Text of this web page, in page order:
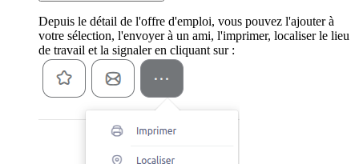
Depuis le détail de l'offre d'emploi, vous pouvez l'ajouter à
votre sélection, l'envoyer à un ami, l'imprimer, localiser le lieu
de travail et la signaler en cliquant sur :